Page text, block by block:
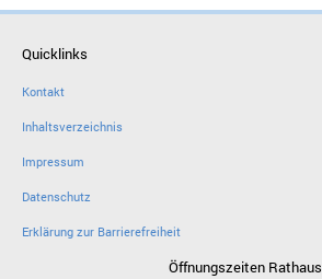
Quicklinks
Kontakt
Inhaltsverzeichnis
Impressum
Datenschutz
Erklärung zur Barrierefreiheit
Öffnungszeiten Rathaus